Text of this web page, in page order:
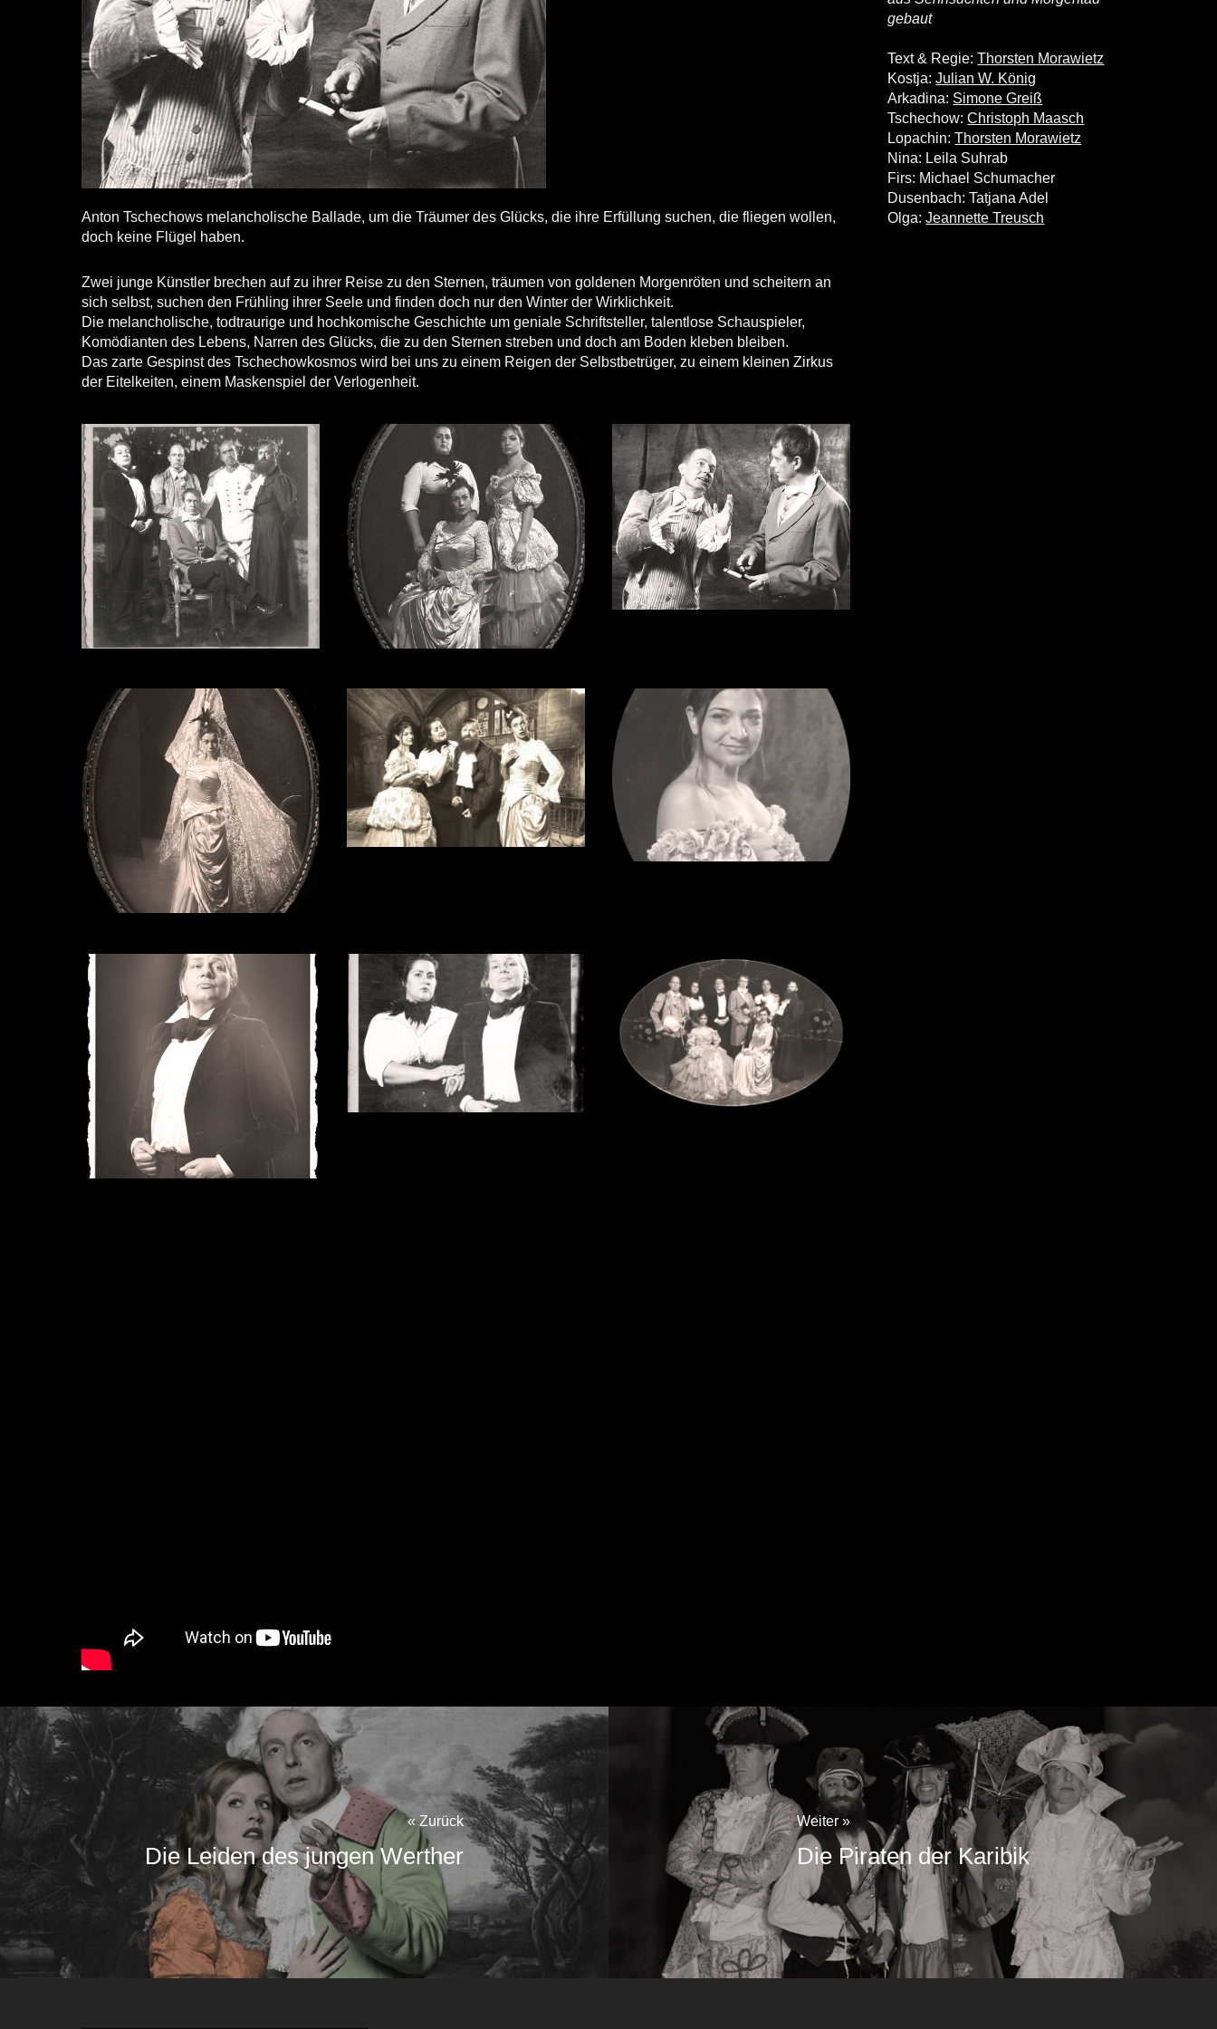
Anton Tschechows melancholische Ballade, um die Träumer des Glücks, die ihre Erfüllung suchen, die fliegen wollen,
doch keine Flügel haben.
Zwei junge Künstler brechen auf zu ihrer Reise zu den Sternen, träumen von goldenen Morgenröten und scheitern an
sich selbst, suchen den Frühling ihrer Seele und finden doch nur den Winter der Wirklichkeit.
Die melancholische, todtraurige und hochkomische Geschichte um geniale Schriftsteller, talentlose Schauspieler,
Komödianten des Lebens, Narren des Glücks, die zu den Sternen streben und doch am Boden kleben bleiben.
Das zarte Gespinst des Tschechowkosmos wird bei uns zu einem Reigen der Selbstbetrüger, zu einem kleinen Zirkus
der Eitelkeiten, einem Maskenspiel der Verlogenheit.
gebaut
Text & Regie:Thorsten Morawietz
Kostja:Julian W. König
Arkadina: Simone Greiß
Tschechow:Christoph Maasch
Lopachin:Thorsten Morawietz
Nina: Leila Suhrab
Firs: Michael Schumacher
Dusenbach: Tatjana Adel
Olga:Jeannette Treusch
« Zurück
Die Leiden des jungen Werther
Weiter »
Die Piraten der Karibik